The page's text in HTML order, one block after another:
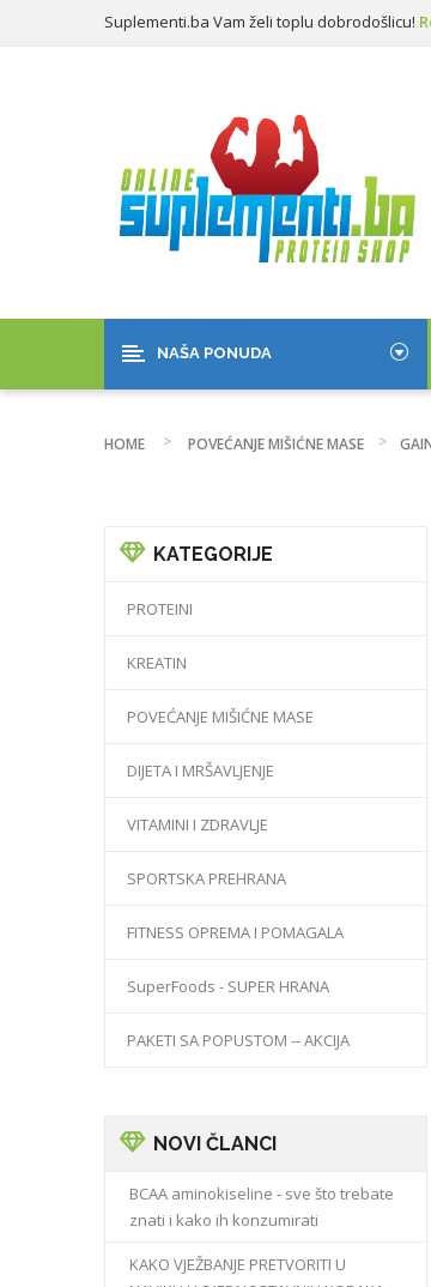
Suplementi.ba Vam želi toplu dobrodošlicu!
NAŠA PONUDA
HOME POVEĆANJE MIŠIĆNE MASE
KATEGORIJE
PROTEINI
KREATIN
POVEĆANJE MIŠIĆNE MASE
DIJETA I MRŠAVLJENJE
VITAMINI I ZDRAVLJE
SPORTSKA PREHRANA
FITNESS OPREMA I POMAGALA
SuperFoods - SUPER HRANA
PAKETI SA POPUSTOM -- AKCIJA
NOVI ČLANCI
BCAA aminokiseline - sve što trebate
znati i kako ih konzumirati
KAKO VJEŽBANJE PRETVORITI U